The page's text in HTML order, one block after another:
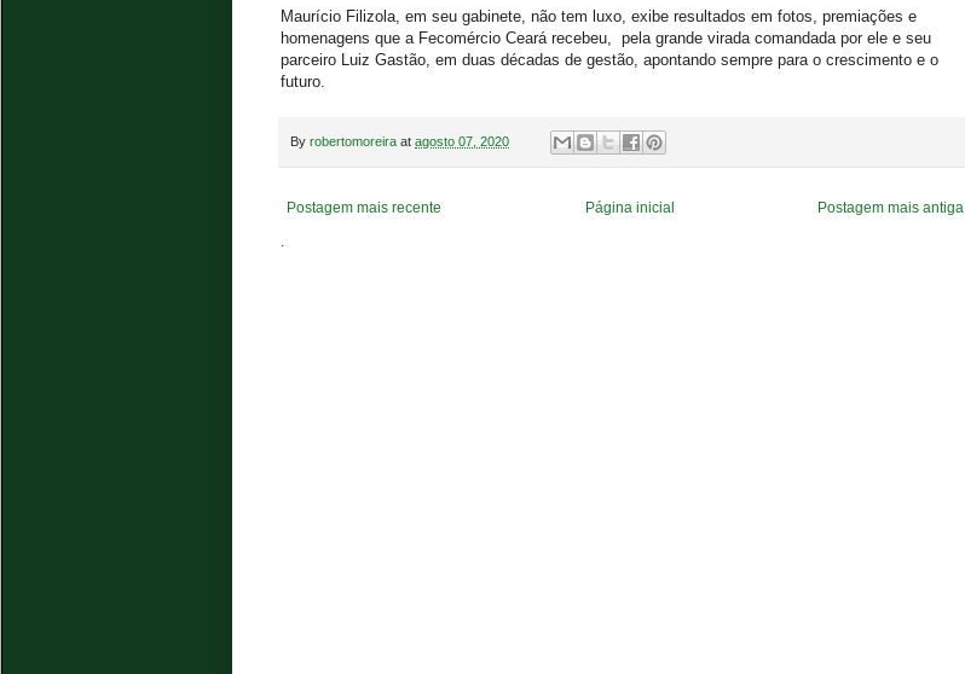
Maurício Filizola, em seu gabinete, não tem luxo, exibe resultados em fotos, premiações e
homenagens que a Fecomércio Ceará recebeu, pela grande virada comandada por ele e seu
parceiro Luiz Gastão, em duas décadas de gestão, apontando sempre para o crescimento e o
futuro.
By robertomoreira at agosto 07, 2020
Postagem mais recente Postagem mais antiga
Página inicial
.